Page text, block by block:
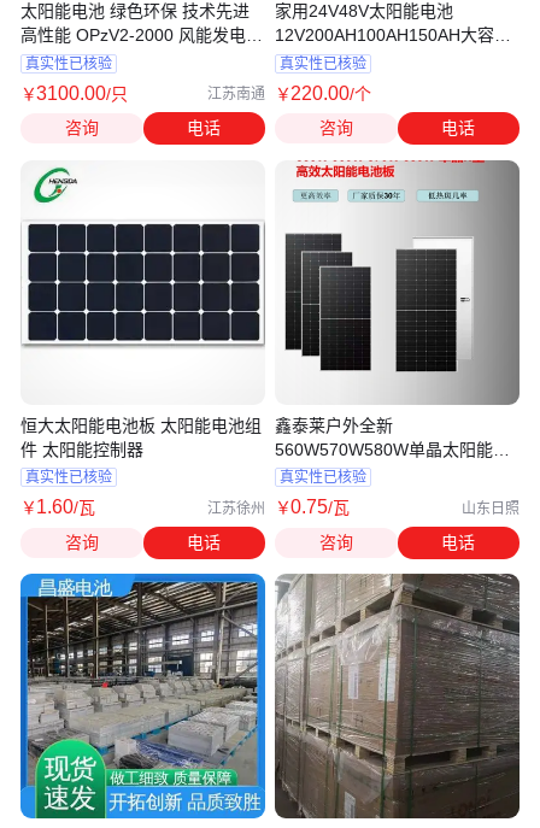
太阳能电池 绿色环保 技术先进
高性能 OPzV2-2000 风能发电
昌盛
真实性已核验
￥3100.00/只 江苏南通
咨询 电话
恒大太阳能电池板 太阳能电池组
件 太阳能控制器
真实性已核验
￥1.60/瓦 江苏徐州
咨询 电话
家用24V48V太阳能电池
12V200AH100AH150AH大容量
免维护胶体蓄电瓶
真实性已核验
￥220.00/个
咨询
电话
鑫泰莱户外全新
560W570W580W单晶太阳能电
池板 家用太阳能发电
真实性已核验
￥0.75/瓦 山东日照
咨询 电话